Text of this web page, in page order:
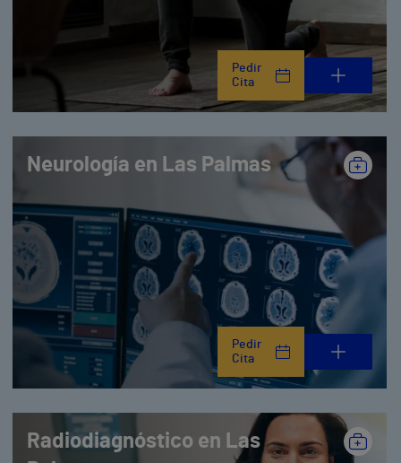
Pedir
Cita
Neurología en Las Palmas
Pedir
Cita
Radiodiagnóstico en Las